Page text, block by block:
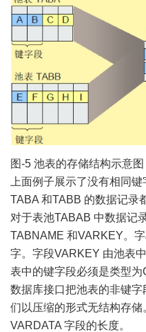
图-5 池表的存储结构示意图
上面例子展示了没有相同
TABA 和TABB 的数据记录
对于表池TABAB 中数据记
TABNAME 和VARKEY。
字。字段VARKEY 由池表
表中的键字段必须是类型为
数据库接口把池表的非键
们以压缩的形式无结构存
VARDATA 字段的长度。